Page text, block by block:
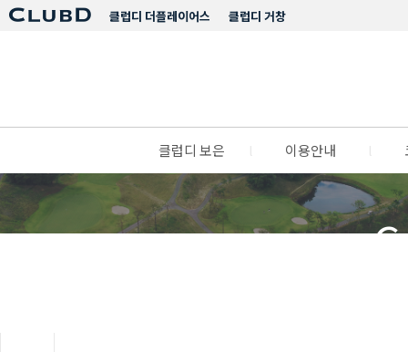
클럽디 거창
클럽디 더플레이어스
클럽디 보은 이용안내